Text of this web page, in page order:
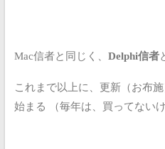
Mac信者と同じく、 Delphi信者
これまで以上に、更新（お布
始まる
（毎年は、買ってないけ